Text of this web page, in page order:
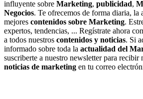
influyente sobre Marketing, publicidad,
Negocios. Te ofrecemos de forma diaria, la
mejores contenidos sobre Marketing.
expertos, tendencias, ... Regístrate ahora
a todos nuestros contenidos y noticias. Si
informado sobre toda la actualidad del
suscriberte a nuestro newsletter para recibir
noticias de marketing en tu correo